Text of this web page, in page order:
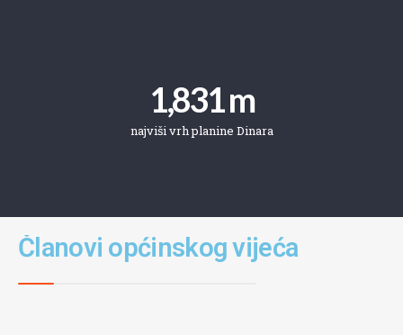
1,831 m
najviši vrh planine Dinara
Članovi općinskog vijeća